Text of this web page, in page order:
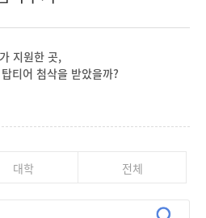
지원한 곳,
티어 첨삭을 받았을까?
대학 전체